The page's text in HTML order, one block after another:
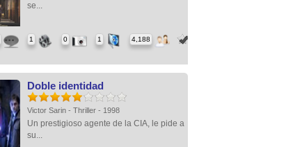
se...
1 0 1 4,188
Doble identidad
Victor Sarin - Thriller - 1998
Un prestigioso agente de la CIA, le pide a
su...